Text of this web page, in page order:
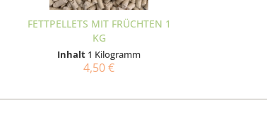
FETTPELLETS MIT FRÜCHTEN 1
KG
Inhalt 1 Kilogramm
4,50 €